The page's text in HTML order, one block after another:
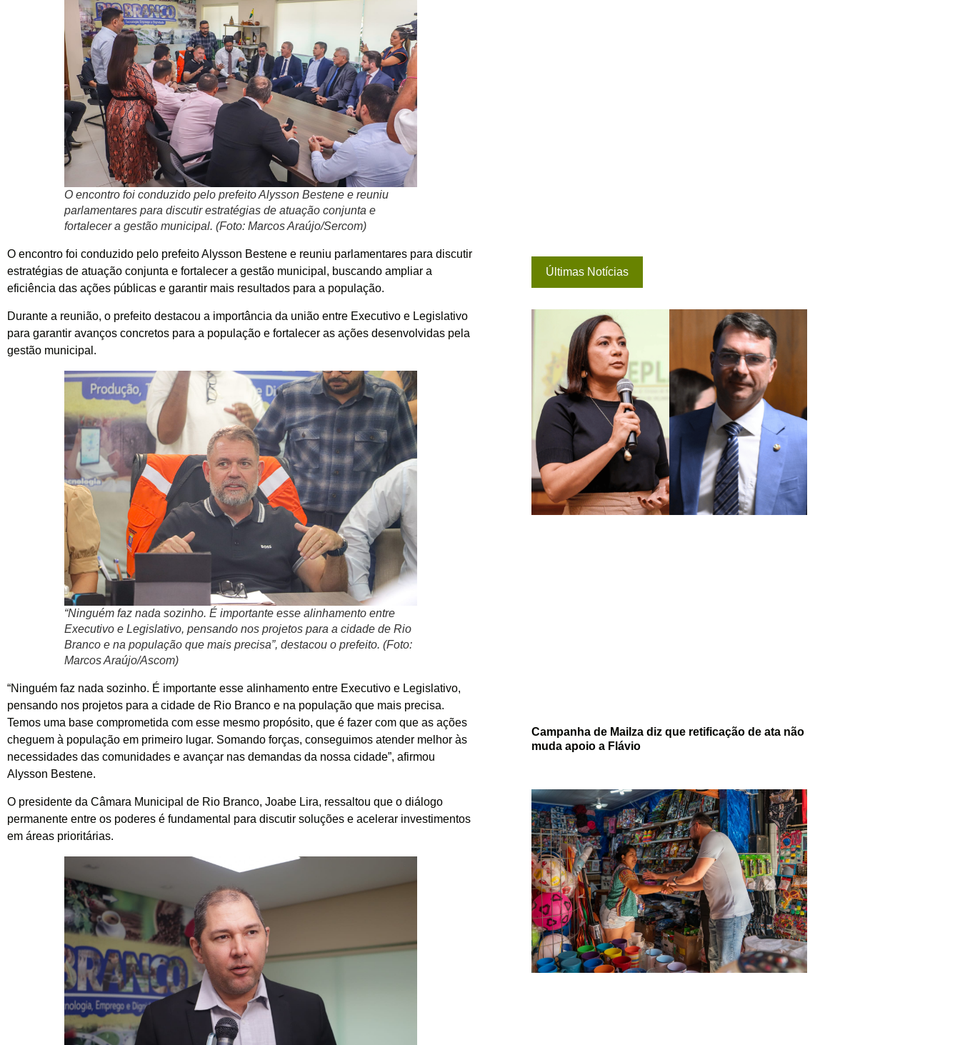
O encontro foi conduzido pelo prefeito Alysson Bestene e reuniu
parlamentares para discutir estratégias de atuação conjunta e
fortalecer a gestão municipal. (Foto: Marcos Araújo/Sercom)
O encontro foi conduzido pelo prefeito Alysson Bestene e reuniu parlamentares para discutir
estratégias de atuação conjunta e fortalecer a gestão municipal, buscando ampliar a
eficiência das ações públicas e garantir mais resultados para a população.
Durante a reunião, o prefeito destacou a importância da união entre Executivo e Legislativo
para garantir avanços concretos para a população e fortalecer as ações desenvolvidas pela
gestão municipal.
“Ninguém faz nada sozinho. É importante esse alinhamento entre
Executivo e Legislativo, pensando nos projetos para a cidade de Rio
Branco e na população que mais precisa”, destacou o prefeito. (Foto:
Marcos Araújo/Ascom)
“Ninguém faz nada sozinho. É importante esse alinhamento entre Executivo e Legislativo,
pensando nos projetos para a cidade de Rio Branco e na população que mais precisa.
Temos uma base comprometida com esse mesmo propósito, que é fazer com que as ações
cheguem à população em primeiro lugar. Somando forças, conseguimos atender melhor às
necessidades das comunidades e avançar nas demandas da nossa cidade”, afirmou
Alysson Bestene.
O presidente da Câmara Municipal de Rio Branco, Joabe Lira, ressaltou que o diálogo
permanente entre os poderes é fundamental para discutir soluções e acelerar investimentos
em áreas prioritárias.
Últimas Notícias
Campanha de Mailza diz que retificação de ata não
muda apoio a Flávio